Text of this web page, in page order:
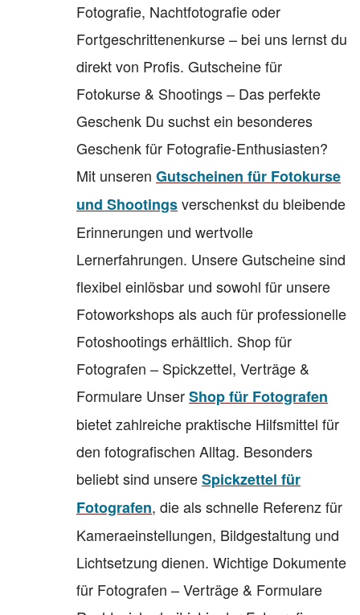
Fotografie, Nachtfotografie oder
Fortgeschrittenenkurse – bei uns lernst du
direkt von Profis. Gutscheine für
Fotokurse & Shootings – Das perfekte
Geschenk Du suchst ein besonderes
Geschenk für Fotografie-Enthusiasten?
Mit unseren Gutscheinen für Fotokurse
und Shootingsverschenkst du bleibende
Erinnerungen und wertvolle
Lernerfahrungen. Unsere Gutscheine sind
flexibel einlösbar und sowohl für unsere
Fotoworkshops als auch für professionelle
Fotoshootings erhältlich. Shop für
Fotografen – Spickzettel, Verträge &
Formulare UnserShop für Fotografen
bietet zahlreiche praktische Hilfsmittel für
den fotografischen Alltag. Besonders
beliebt sind unsereSpickzettel für
Fotografen, die als schnelle Referenz für
Kameraeinstellungen, Bildgestaltung und
Lichtsetzung dienen. Wichtige Dokumente
für Fotografen – Verträge & Formulare